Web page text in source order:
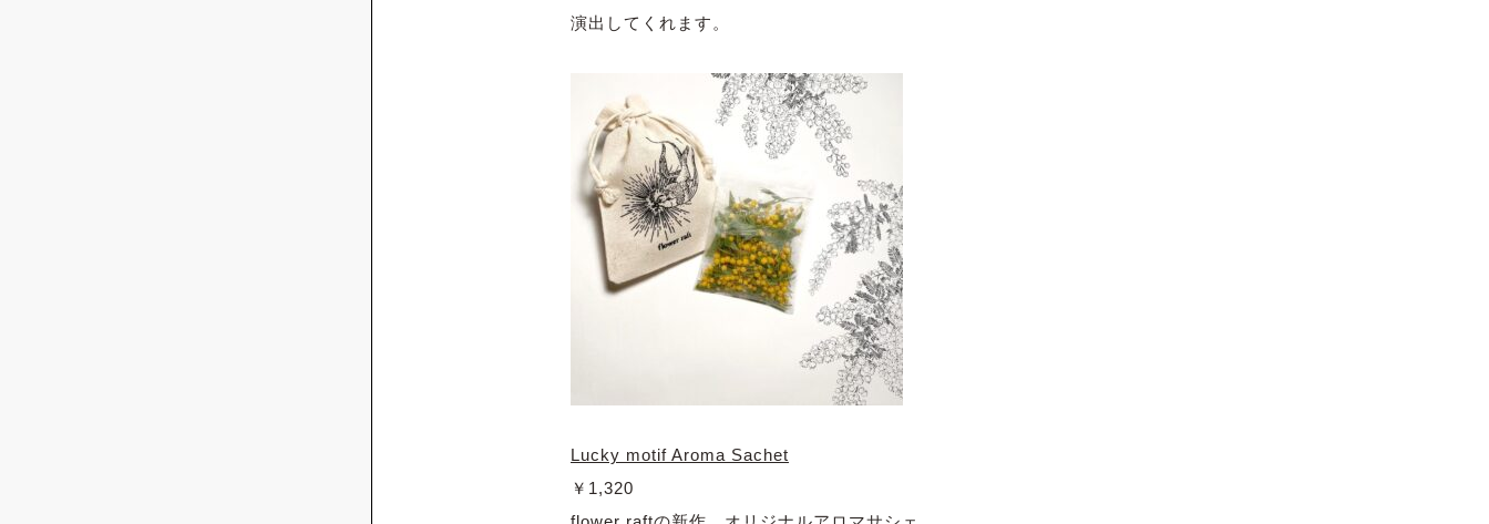
演出してくれます。
Lucky motif Aroma Sachet
￥1,320